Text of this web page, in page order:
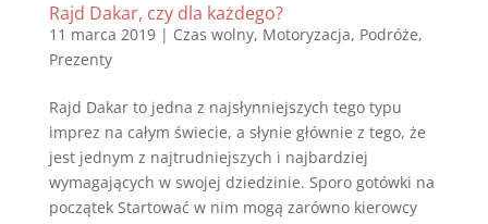
Rajd Dakar, czy dla każdego?
11 marca 2019| Czas wolny, Motoryzacja, Podróże,
Prezenty
Rajd Dakar to jedna z najsłynniejszych tego typu
imprez na całym świecie, a słynie głównie z tego, że
jest jednym z najtrudniejszych i najbardziej
wymagających w swojej dziedzinie. Sporo gotówki na
początek Startować w nim mogą zarówno kierowcy